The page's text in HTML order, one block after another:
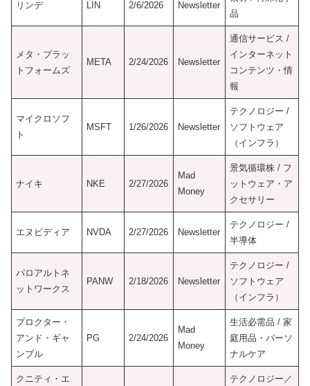
リンデ LIN 2/6/2026 Newsletter
品
メタ・プラッ
トフォームズ
META 2/24/2026 Newsletter
通信サービス /
インターネット
コンテンツ・情
報
マイクロソフ
ト
MSFT 1/26/2026 Newsletter
テクノロジー /
ソフトウェア
（インフラ）
ナイキ NKE 2/27/2026
Mad
Money
景気循環株 / フ
ットウェア・ア
クセサリー
エヌビディア NVDA 2/27/2026 Newsletter
テクノロジー /
半導体
パロアルトネ
ットワークス
PANW 2/18/2026 Newsletter
テクノロジー /
ソフトウェア
（インフラ）
プロクター・
アンド・ギャ
ンブル
PG 2/24/2026
Mad
Money
生活必需品 / 家
庭用品・パーソ
ナルケア
クニティ・エ
テクノロジー／